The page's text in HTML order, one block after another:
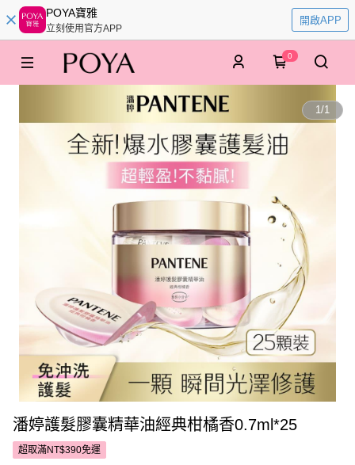
POYA寶雅
立刻使用官方APP
開啟APP
0
1/1
潘婷護髮膠囊精華油經典柑橘香0.7ml*25
超取滿NT$390免運